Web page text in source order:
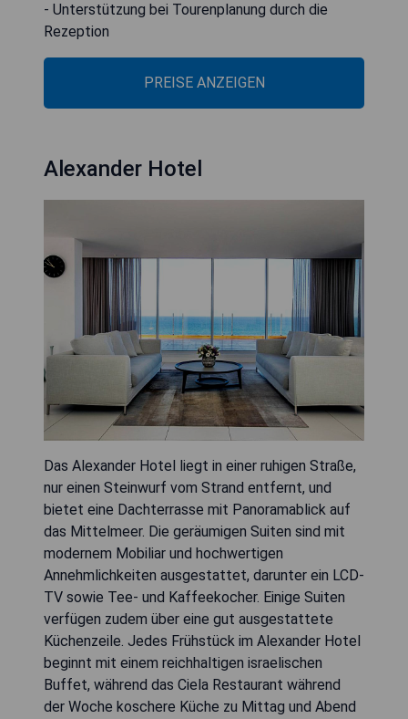
- Unterstützung bei Tourenplanung durch die
Rezeption
PREISE ANZEIGEN
Alexander Hotel
Das Alexander Hotel liegt in einer ruhigen Straße,
nur einen Steinwurf vom Strand entfernt, und
bietet eine Dachterrasse mit Panoramablick auf
das Mittelmeer. Die geräumigen Suiten sind mit
modernem Mobiliar und hochwertigen
Annehmlichkeiten ausgestattet, darunter ein LCD-
TV sowie Tee- und Kaffeekocher. Einige Suiten
verfügen zudem über eine gut ausgestattete
Küchenzeile. Jedes Frühstück im Alexander Hotel
beginnt mit einem reichhaltigen israelischen
Buffet, während das Ciela Restaurant während
der Woche koschere Küche zu Mittag und Abend